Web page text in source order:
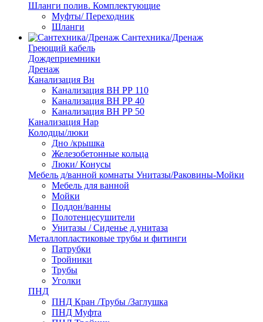
Шланги полив. Комплектующие
Муфты/ Переходник
Шланги
Сантехника/Дренаж
Греющий кабель
Дождеприемники
Дренаж
Канализация Вн
Канализация ВН РР 110
Канализация ВН РР 40
Канализация ВН РР 50
Канализация Нар
Колодцы/люки
Дно /крышка
Железобетонные кольца
Люки/ Конусы
Мебель д/ванной комнаты Унитазы/Раковины-Мойки
Мебель для ванной
Мойки
Поддон/ванны
Полотенцесушители
Унитазы / Сиденье д.унитаза
Металлопластиковые трубы и фитинги
Патрубки
Тройники
Трубы
Уголки
ПНД
ПНД Кран /Трубы /Заглушка
ПНД Муфта